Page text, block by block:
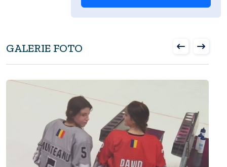
GALERIE FOTO